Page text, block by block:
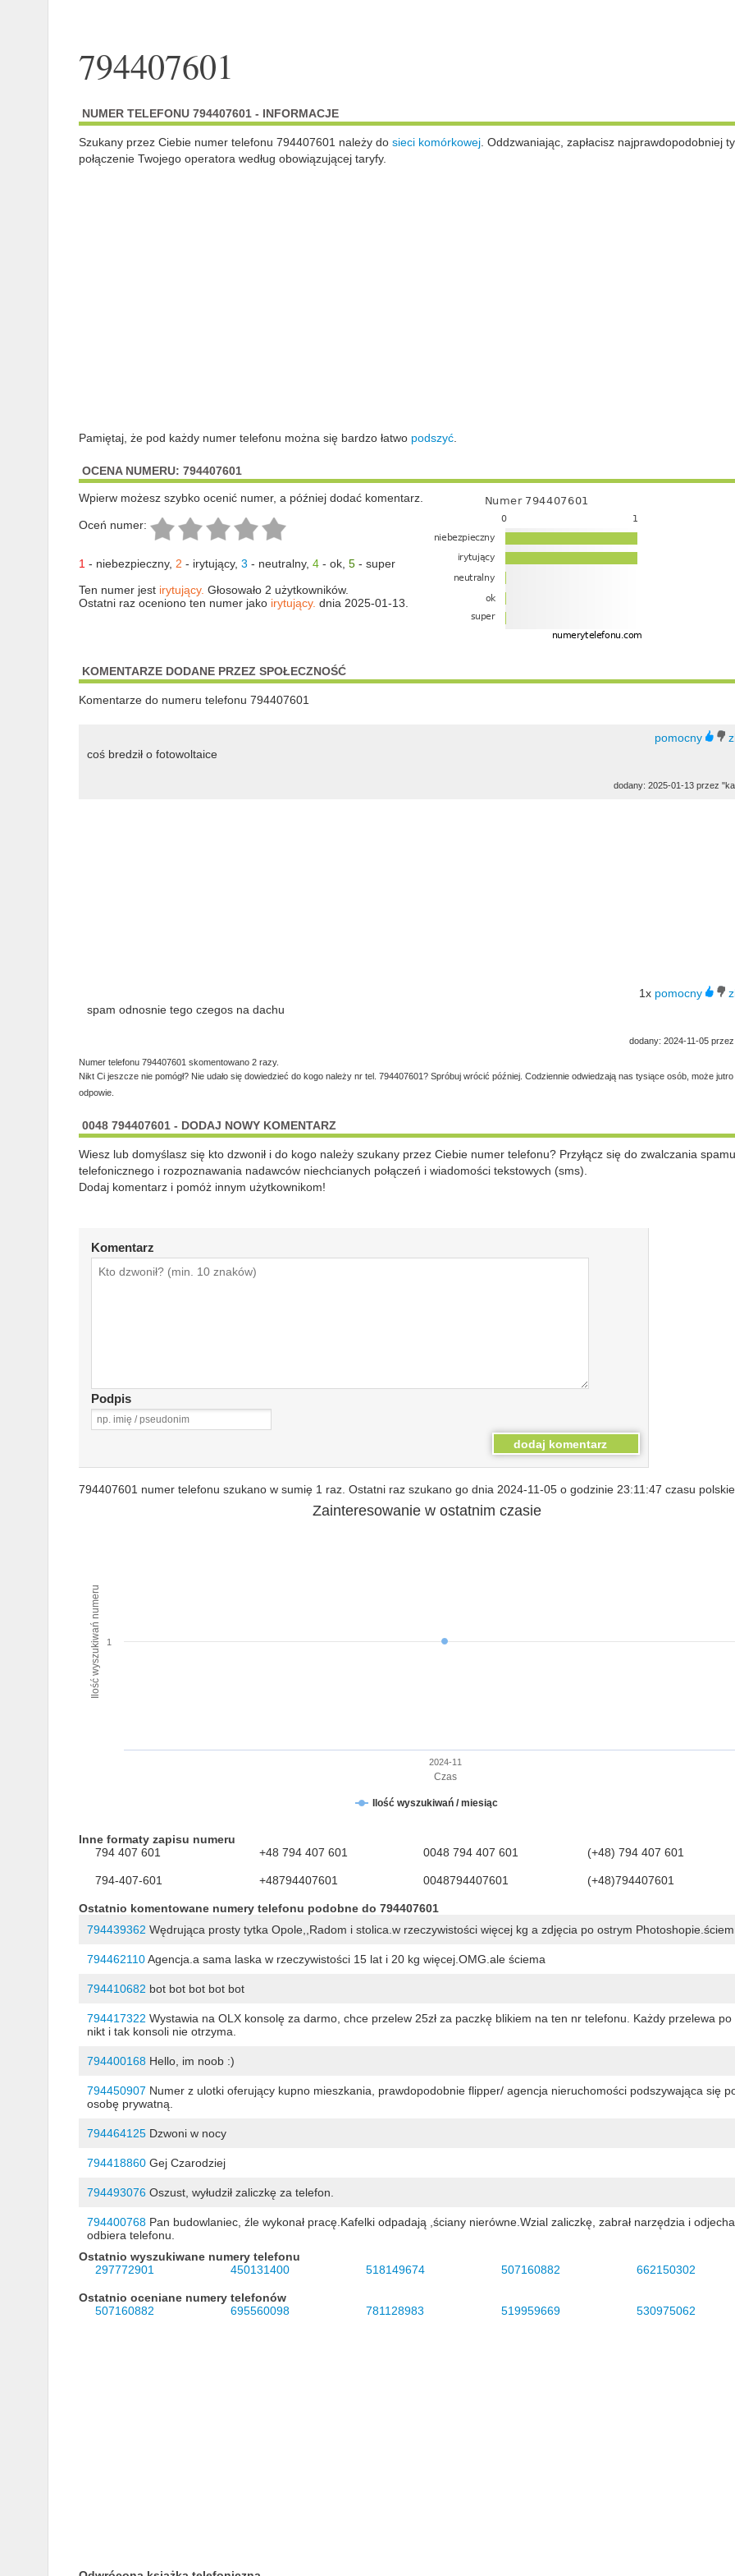
794407601
NUMER TELEFONU 794407601 - INFORMACJE
Szukany przez Ciebie numer telefonu 794407601 należy do sieci komórkowej. Oddzwaniając, zapłacisz najprawdopodobniej
połączenie Twojego operatora według obowiązującej taryfy.
Pamiętaj, że pod każdy numer telefonu można się bardzo łatwo podszyć.
OCENA NUMERU: 794407601
Wpierw możesz szybko ocenić numer, a później dodać komentarz.
Oceń numer:
1- niebezpieczny, 2 - irytujący, 3 - neutralny, 4- ok, 5- super
Ten numer jest irytujący. Głosowało 2 użytkowników.
Ostatni raz oceniono ten numer jako irytujący. dnia 2025-01-13.
KOMENTARZE DODANE PRZEZ SPOŁECZNOŚĆ
Komentarze do numeru telefonu 794407601
coś bredził o fotowoltaice
dodany: 2025-01-13 przez
1x
spam odnosnie tego czegos na dachu
dodany: 2024-11-05
Numer telefonu 794407601 skomentowano 2 razy.
Nikt Ci jeszcze nie pomógł? Nie udało się dowiedzieć do kogo należy nr tel. 794407601? Spróbuj wrócić później. Codziennie odwiedzają nas tysiące osób, może
odpowie.
0048 794407601 - DODAJ NOWY KOMENTARZ
Wiesz lub domyślasz się kto dzwonił i do kogo należy szukany przez Ciebie numer telefonu? Przyłącz się do zwalczania spamu
telefonicznego i rozpoznawania nadawców niechcianych połączeń i wiadomości tekstowych (sms).
Dodaj komentarz i pomóż innym użytkownikom!
Komentarz
Podpis
794407601 numer telefonu szukano w sumię 1 raz. Ostatni raz szukano go dnia 2024-11-05 o godzinie 23:11:47 czasu
Czas
Ilość wyszukiwań numeru
Zainteresowanie w ostatnim czasie
Ilość wyszukiwań / miesiąc
2024-11
1
Inne formaty zapisu numeru
794 407 601
+48 794 407 601 0048 794 407 601 (+48) 794 407 601
794-407-601 +48794407601 0048794407601 (+48)794407601
Ostatnio komentowane numery telefonu podobne do 794407601
794439362 Wędrująca prosty tytka Opole,,Radom i stolica.w rzeczywistości więcej kg a zdjęcia po ostrym
794462110Agencja.a sama laska w rzeczywistości 15 lat i 20 kg więcej.OMG.ale ściema
794410682 bot bot bot bot bot
794417322 Wystawia na OLX konsolę za darmo, chce przelew 25zł za paczkę blikiem na ten nr telefonu. Każdy przelewa po
nikt i tak konsoli nie otrzyma.
794400168Hello, im noob :)
794450907 Numer z ulotki oferujący kupno mieszkania, prawdopodobnie flipper/ agencja nieruchomości podszywająca się
osobę prywatną.
794464125Dzwoni w nocy
794418860Gej Czarodziej
794493076Oszust, wyłudził zaliczkę za telefon.
794400768Pan budowlaniec, źle wykonał pracę.Kafelki odpadają ,ściany nierówne.Wzial zaliczkę, zabrał narzędzia i
odbiera telefonu.
Ostatnio wyszukiwane numery telefonu
297772901
450131400 518149674 507160882 662150302
Ostatnio oceniane numery telefonów
507160882
695560098 781128983 519959669 530975062